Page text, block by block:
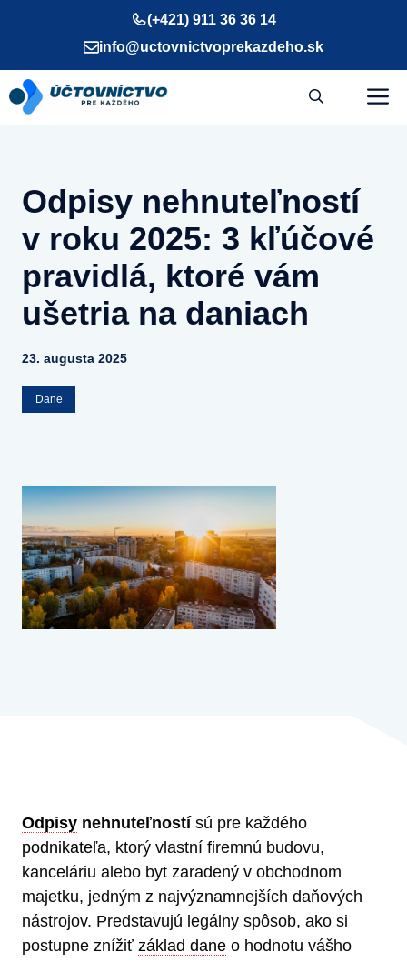
(+421) 911 36 36 14
info@uctovnictvoprekazdeho.sk
Odpisy nehnuteľností
v roku 2025: 3 kľúčové
pravidlá, ktoré vám
ušetria na daniach
23. augusta 2025
Dane
Odpisy nehnuteľnostísú pre každého
podnikateľa, ktorý vlastní firemnú budovu,
kanceláriu alebo byt zaradený v obchodnom
majetku, jedným z najvýznamnejších daňových
nástrojov. Predstavujú legálny spôsob, ako si
postupne znížiť základ dane o hodnotu vášho